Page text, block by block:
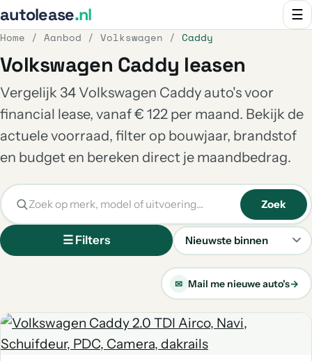
autolease.nl ☰
Home / Aanbod / Volkswagen / Caddy
Volkswagen Caddy leasen
Vergelijk 34 Volkswagen Caddy auto's voor
financial lease, vanaf € 122 per maand. Bekijk de
actuele voorraad, filter op bouwjaar, brandstof
en budget en bereken direct je maandbedrag.
☰ Filters
Sorteren
Zoek
✉ Mail me nieuwe auto's→